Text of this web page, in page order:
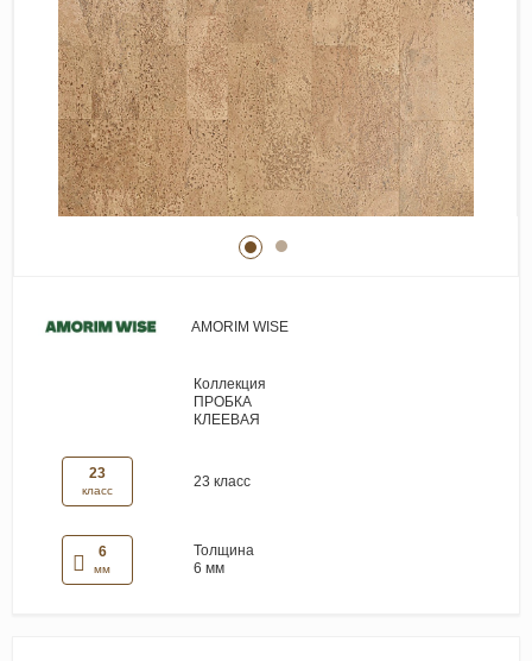
Виниловые покрытия
Стеновые панели
Лепнина
Клеевая продукция
Паркетные лаки и масла
Плинтус
AMORIM WISE
Коллекция
ПРОБКА
КЛЕЕВАЯ
23
класс
23 класс
6
мм
Толщина
6 мм